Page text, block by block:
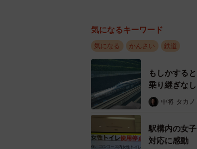
2027年
「赤胴車」のイメージは今
型急行用車両3000系の塗装
気になるキーワード
気になる かんさい 鉄道
もしかする
乗り継ぎな
中将 タカノ
駅構内の女
対応に感動